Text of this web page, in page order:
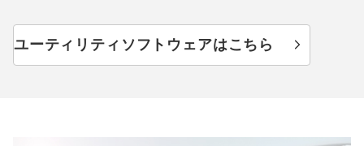
ユーティリティソフトウェアはこちら